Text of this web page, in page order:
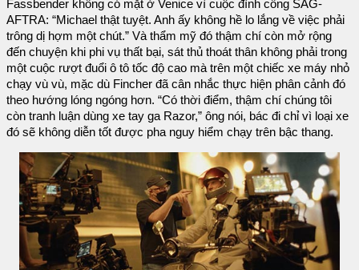
Fassbender không có mặt ở Venice vì cuộc đình công SAG-
AFTRA: “Michael thật tuyệt. Anh ấy không hề lo lắng về việc phải
trông dị hợm một chút.” Và thẩm mỹ đó thậm chí còn mở rộng
đến chuyện khi phi vụ thất bại, sát thủ thoát thân không phải trong
một cuộc rượt đuổi ô tô tốc độ cao mà trên một chiếc xe máy nhỏ
chạy vù vù, mặc dù Fincher đã cân nhắc thực hiện phân cảnh đó
theo hướng lóng ngóng hơn. “Có thời điểm, thậm chí chúng tôi
còn tranh luận dùng xe tay ga Razor,” ông nói, bác đi chỉ vì loại xe
đó sẽ không diễn tốt được pha nguy hiểm chạy trên bậc thang.